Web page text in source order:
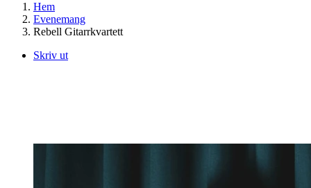
Hem
Evenemang
Rebell Gitarrkvartett
Skriv ut